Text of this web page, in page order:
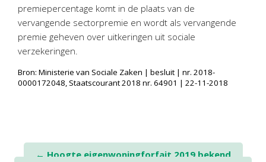
premiepercentage komt in de plaats van de
vervangende sectorpremie en wordt als vervangende
premie geheven over uitkeringen uit sociale
verzekeringen.
Bron: Ministerie van Sociale Zaken | besluit | nr. 2018-
0000172048, Staatscourant 2018 nr. 64901 | 22-11-2018
Post
← Hoogte eigenwoningforfait 2019 bekend